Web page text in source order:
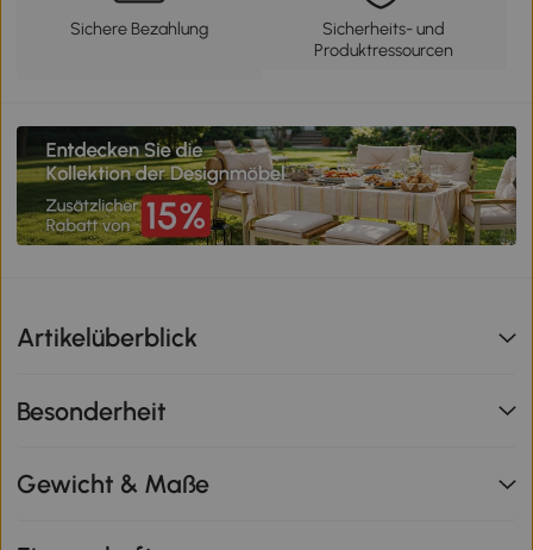
Sichere Bezahlung
Sicherheits- und
Produktressourcen
Artikelüberblick
Besonderheit
Gewicht & Maße